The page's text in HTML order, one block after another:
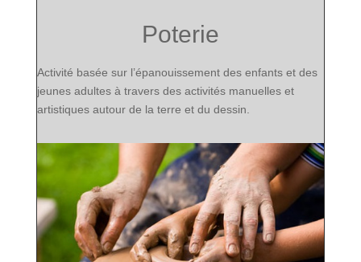
Poterie
Activité basée sur l’épanouissement des enfants et des
jeunes adultesà travers des activités manuelles et
artistiques autour de la terre et du dessin.